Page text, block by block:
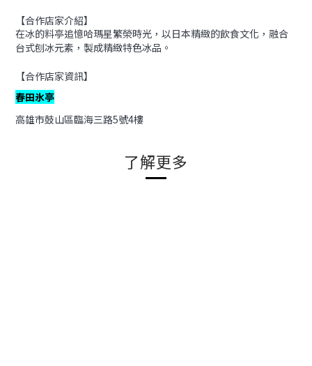
【合作店家介紹】
在冰的料亭追憶哈瑪星繁榮時光，以日本精緻的飲食文化， 融合
台式刨冰元素，製成精緻特色冰品。
【合作店家資訊】
春田氷亭
高雄市鼓山區臨海三路5號4樓
了解更多